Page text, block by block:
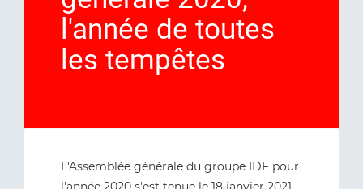
l'année de toutes
les tempêtes
L'Assemblée générale du groupe IDF pour